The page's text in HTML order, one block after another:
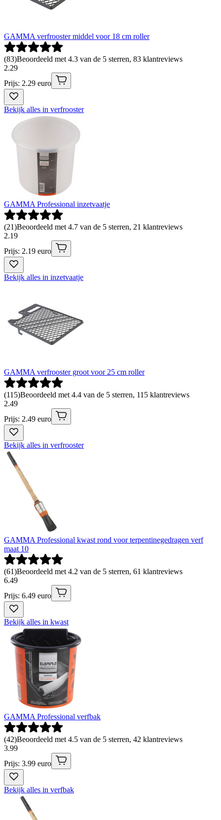
GAMMA verfrooster middel voor 18 cm roller
(83)Beoordeeld met 4.3 van de 5 sterren, 83 klantreviews
2.29
Prijs: 2.29 euro
Bekijk alles in verfrooster
GAMMA Professional inzetvaatje
(21)Beoordeeld met 4.7 van de 5 sterren, 21 klantreviews
2.19
Prijs: 2.19 euro
Bekijk alles in inzetvaatje
GAMMA verfrooster groot voor 25 cm roller
(115)Beoordeeld met 4.4 van de 5 sterren, 115 klantreviews
2.49
Prijs: 2.49 euro
Bekijk alles in verfrooster
GAMMA Professional kwast rond voor terpentinegedragen verf
maat 10
(61)Beoordeeld met 4.2 van de 5 sterren, 61 klantreviews
6.49
Prijs: 6.49 euro
Bekijk alles in kwast
GAMMA Professional verfbak
(42)Beoordeeld met 4.5 van de 5 sterren, 42 klantreviews
3.99
Prijs: 3.99 euro
Bekijk alles in verfbak